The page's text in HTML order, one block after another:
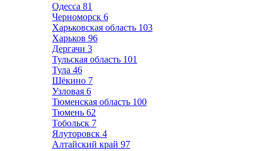
Одесса 81
Черноморск 6
Харьковская область 103
Харьков 96
Дергачи 3
Тульская область 101
Тула 46
Щёкино 7
Узловая 6
Тюменская область 100
Тюмень 62
Тобольск 7
Ялуторовск 4
Алтайский край 97